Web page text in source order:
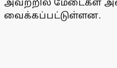
வைக்கப்பட்டுள்ளன.